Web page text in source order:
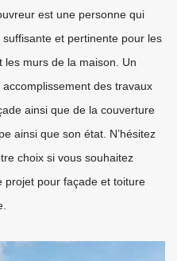
est une personne qui
et pertinente pour les
murs de la maison. Un
des travaux
ainsi que de la couverture
ainsi que son état. N’hésitez
choix si vous souhaitez
pour façade et toiture